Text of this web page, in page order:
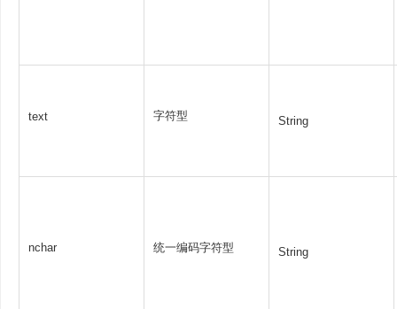
text 字符型 String
nchar 统一编码字符型 String